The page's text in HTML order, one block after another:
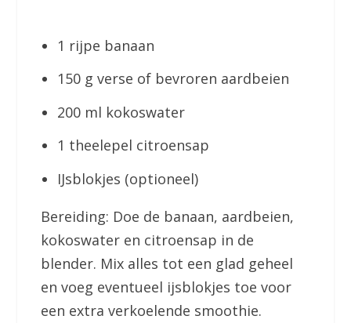
1 rijpe banaan
150 g verse of bevroren aardbeien
200 ml kokoswater
1 theelepel citroensap
IJsblokjes (optioneel)
Bereiding: Doe de banaan, aardbeien,
kokoswater en citroensap in de
blender. Mix alles tot een glad geheel
en voeg eventueel ijsblokjes toe voor
een extra verkoelende smoothie.